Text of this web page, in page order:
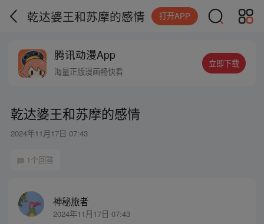
乾达婆王和苏摩的感情 打开APP
腾讯动漫App
海量正版漫画畅快看
立即下载
乾达婆王和苏摩的感情
2024年11月17日 07:43
1个回答
神秘旅者
2024年11月17日 07:43